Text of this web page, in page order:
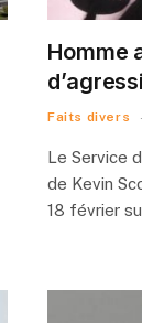
Homme
Faits divers
Le Service
de Kevin
18 février